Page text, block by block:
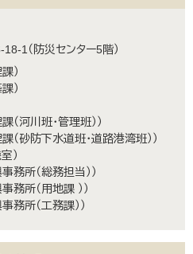
1（防災センター5階）
課
課
（河川班・管理班）
（砂防下水道班・道路港湾班）
務所（総務担当）
務所（用地課 ）
務所（工務課）